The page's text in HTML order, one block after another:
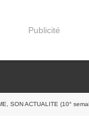
Publicité
SON ACTUALITE (10°